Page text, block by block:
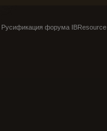
Русификация форума IBResource